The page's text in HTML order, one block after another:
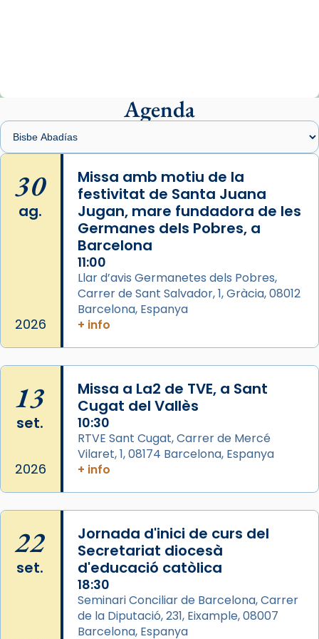
presidit aquest 27 de juliol la missa de Les
Santes de Mataró.
🔗
📸 J. Merino
Photo
View on Facebook Share
Arquebisbat de Barcelona
de Barcelona.
2 weeks ago
Aquest dilluns, 27 de juliol, ha tingut lloc la
missa d’acció de gràcies en agraïment al
L’arquebisbe de Barcelona, el cardenal Joan
Josep Omella, ha presidit la missa i l’ha
concelebrat el bisbe auxiliar de Barcelona,
Mons. David Abadías.
📸 Dr. G. Simón
Arquebisbat de Barcelona
2 weeks ago
Memòria de les santes Juliana i
Semproniana, verges i màrtirs.
Agenda
30
ag.
2026
Missa amb motiu de la
festivitat de Santa Juana
Jugan, mare fundadora de les
Germanes dels Pobres, a
Barcelona
11:00
Llar d’avis Germanetes dels Pobres,
Carrer de Sant Salvador, 1, Gràcia, 08012
Barcelona, Espanya
+ info
13
set.
2026
Missa a La2 de TVE, a Sant
Cugat del Vallès
10:30
RTVE Sant Cugat, Carrer de Mercé
Vilaret, 1, 08174 Barcelona, Espanya
+ info
22
set.
Jornada d'inici de curs del
Secretariat diocesà
d'educació catòlica
18:30
Seminari Conciliar de Barcelona, Carrer
de la Diputació, 231, Eixample, 08007
Barcelona, Espanya